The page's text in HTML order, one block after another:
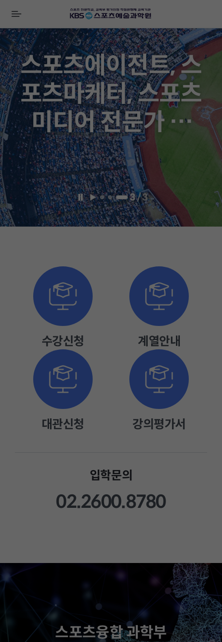
전
체
메
뉴
비
니
스
배
너
스포츠에이전트, 스
포츠마케터, 스포츠
미디어 전문가 양
성!!
일
시
정
재
생
3/3
수강신청 계열안내
대관신청 강의평가서
입학문의
02.2600.8780
스포츠융합 과학부